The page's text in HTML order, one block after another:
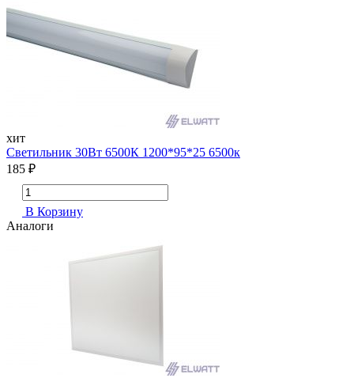
хит
Cветильник 30Вт 6500К 1200*95*25 6500к
185 ₽
В Корзину
Аналоги